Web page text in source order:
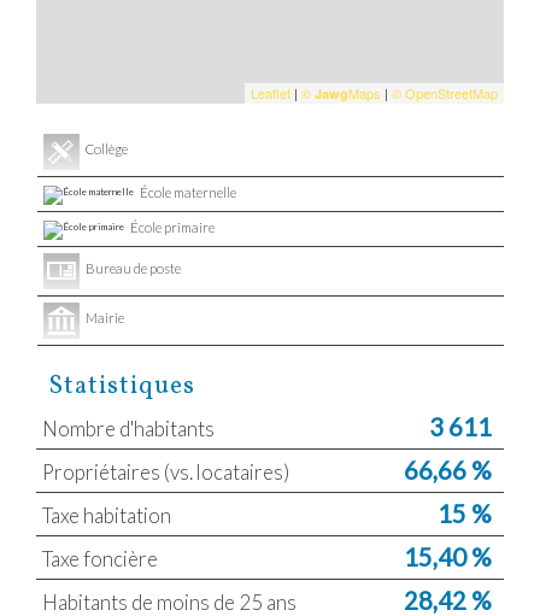
Leaflet | © JawgMaps | © OpenStreetMap
Collège
École maternelle
École primaire
Bureau de poste
Mairie
Statistiques
Nombre d'habitants 3 611
Propriétaires (vs. locataires) 66,66 %
Taxe habitation 15 %
Taxe foncière 15,40 %
Habitants de moins de 25 ans 28,42 %